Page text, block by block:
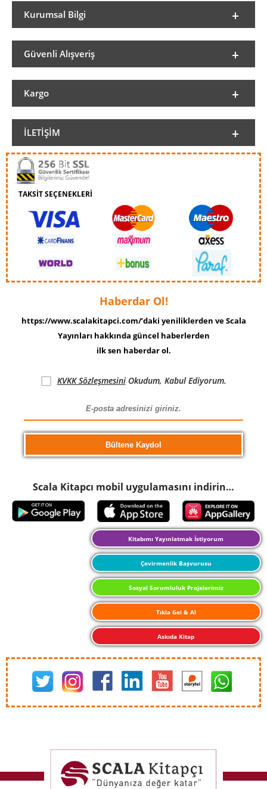
Kurumsal Bilgi
Güvenli Alışveriş
Kargo
İLETIŞIM
TAKSİT SEÇENEKLERİ
Haberdar Ol!
https://www.scalakitapci.com/’daki yeniliklerden ve Scala
Yayınları hakkında güncel haberlerden
ilk sen haberdar ol.
KVKK SözleşmesiniOkudum, Kabul Ediyorum.
Scala Kitapcı mobil uygulamasını indirin…
Kitabımı Yayınlatmak İstiyorum
Çevirmenlik Başvurusu
Sosyal Sorumluluk Projelerimiz
Tıkla Gel & Al
Askıda Kitap